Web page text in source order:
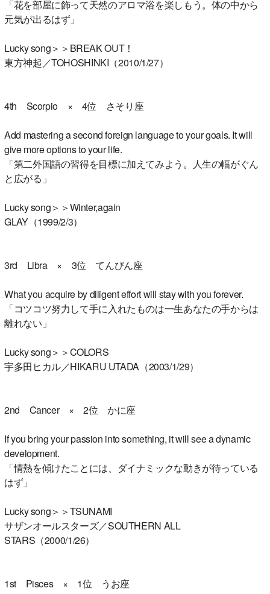
「花を部屋に飾って天然のアロマ浴を楽しもう。体の中から
元気が出るはず」
Lucky song＞＞BREAK OUT！
東方神起／TOHOSHINKI（2010/1/27）
4th Scorpio × 4位 さそり座
Add mastering a second foreign language to your goals. It will
give more options to your life.
「第二外国語の習得を目標に加えてみよう。人生の幅がぐん
と広がる」
Lucky song＞＞Winter,again
GLAY（1999/2/3）
3rd Libra × 3位 てんびん座
What you acquire by diligent effort will stay with you forever.
「コツコツ努力して手に入れたものは一生あなたの手からは
離れない」
Lucky song＞＞COLORS
宇多田ヒカル／HIKARU UTADA（2003/1/29）
2nd Cancer × 2位 かに座
If you bring your passion into something, it will see a dynamic
development.
「情熱を傾けたことには、ダイナミックな動きが待っている
はず」
Lucky song＞＞TSUNAMI
サザンオールスターズ／SOUTHERN ALL
STARS（2000/1/26）
1st Pisces × 1位 うお座